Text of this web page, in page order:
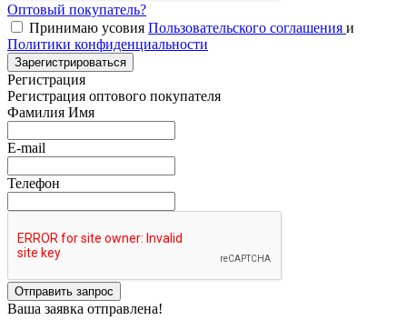
Оптовый покупатель?
Принимаю усовия Пользовательского соглашения и
Политики конфиденциальности
Зарегистрироваться
Регистрация
Регистрация оптового покупателя
Фамилия Имя
E-mail
Телефон
Отправить запрос
Ваша заявка отправлена!